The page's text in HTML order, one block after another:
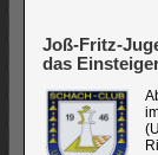
Joß-Fritz-
das